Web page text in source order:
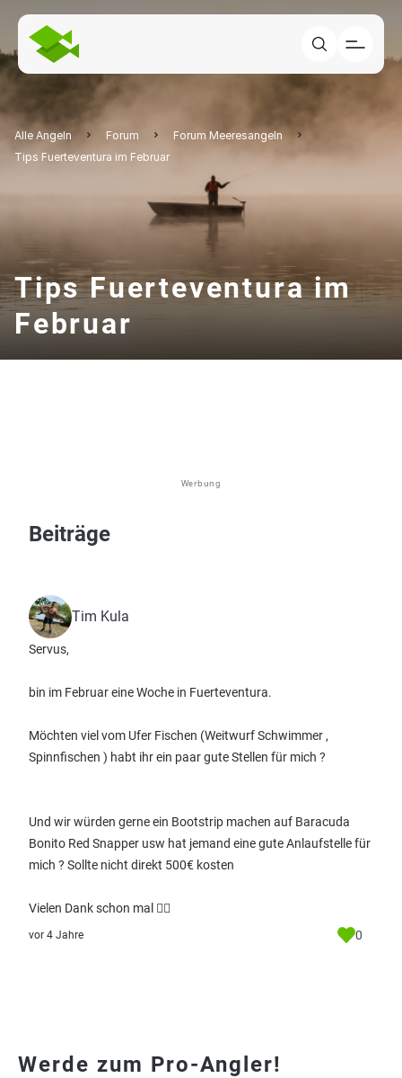
Alle Angeln Forum
Forum Meeresangeln
Tips Fuerteventura im Februar
Tips Fuerteventura im
Februar
Werbung
Beiträge
Tim Kula
Servus,
bin im Februar eine Woche in Fuerteventura.
Möchten viel vom Ufer Fischen (Weitwurf Schwimmer ,
Spinnfischen ) habt ihr ein paar gute Stellen für mich ?
Und wir würden gerne ein Bootstrip machen auf Baracuda
Bonito Red Snapper usw hat jemand eine gute Anlaufstelle für
mich ? Sollte nicht direkt 500€ kosten
Vielen Dank schon mal 👍🏼
vor 4 Jahre 0
Werde zum Pro-Angler!